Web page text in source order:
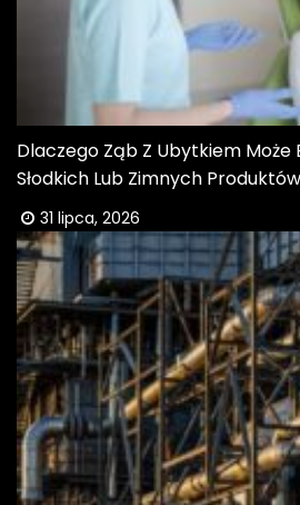
Dlaczego Ząb Z Ubytkiem Może
Słodkich Lub Zimnych
31 lipca, 2026